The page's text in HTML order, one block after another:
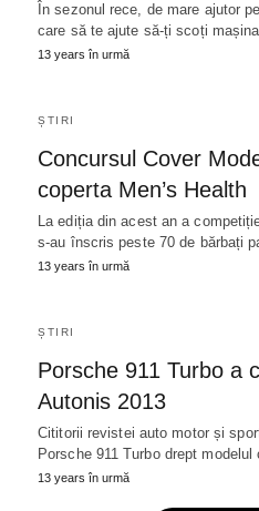
În sezonul rece, de mare ajutor
care să te ajute să-ți scoți
13 years în urmă
ȘTIRI
Concursul Cover
coperta Men’s Health
La ediția din acest an a
s-au înscris peste 70 de bărbați
13 years în urmă
ȘTIRI
Porsche 911 Turbo a
Autonis 2013
Cititorii revistei auto motor și
Porsche 911 Turbo drept
13 years în urmă